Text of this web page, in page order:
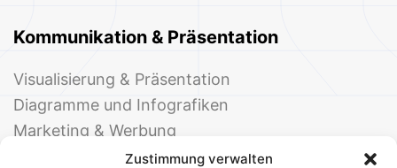
Zustimmung verwalten
Kommunikation & Präsentation
Visualisierung & Präsentation
Diagramme und Infografiken
Marketing & Werbung
Events & Einladungen